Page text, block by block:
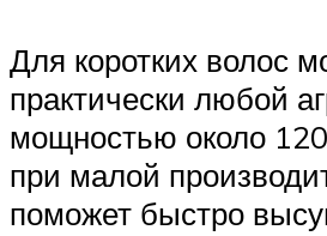
Для коротких волос
практически любой
мощностью около
при малой
поможет быстро